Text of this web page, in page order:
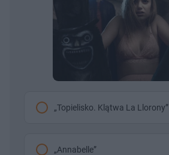
„Topielisko. Klątwa La Llorony”
„Annabelle”